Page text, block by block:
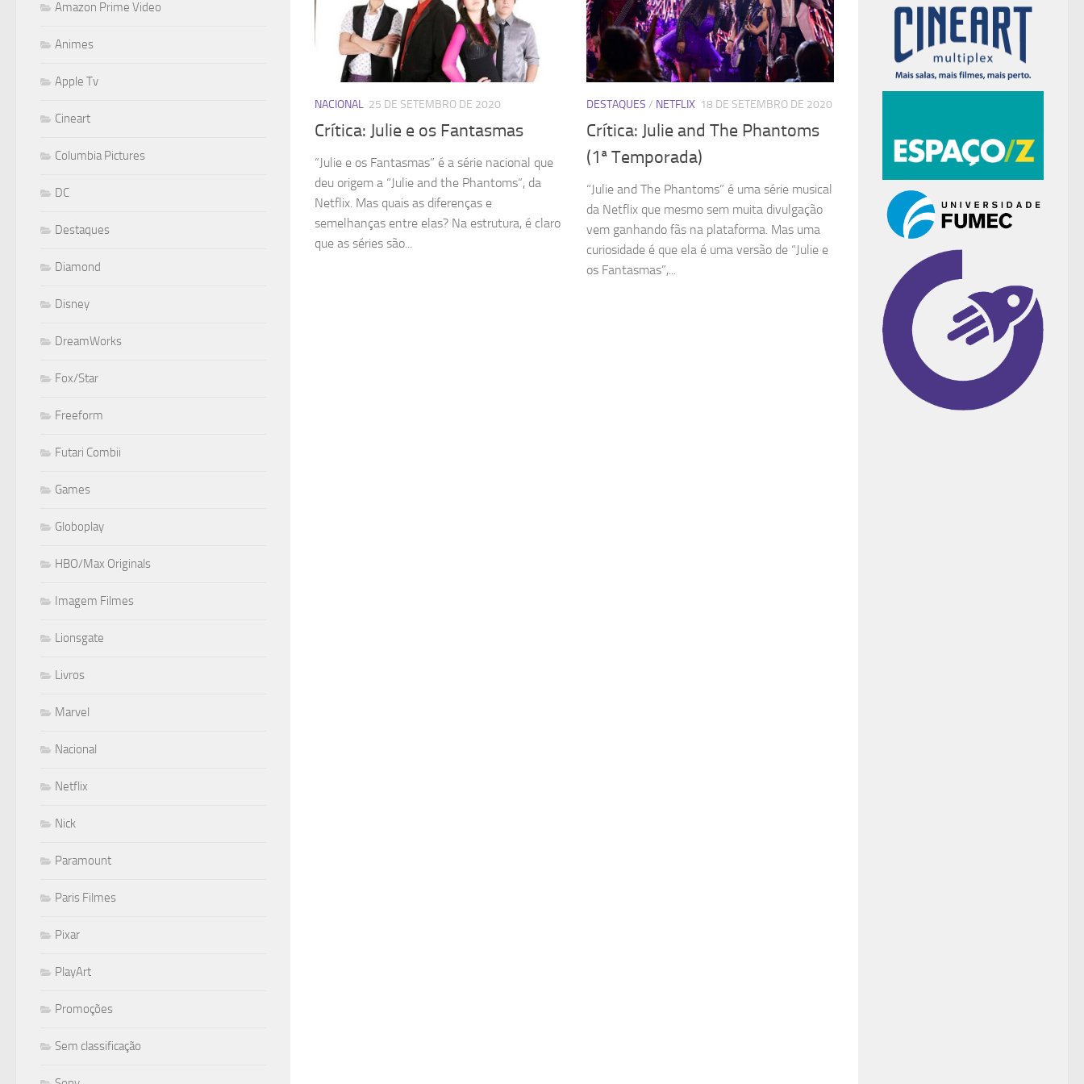
NACIONAL 25 DE SETEMBRO DE 2020
Crítica: Julie e os Fantasmas
“Julie e os Fantasmas” é a série nacional que
deu origem a “Julie and the Phantoms“, da
Netflix. Mas quais as diferenças e
semelhanças entre elas? Na estrutura, é claro
que as séries são...
DESTAQUES / NETFLIX 18 DE SETEMBRO DE 2020
Crítica: Julie and The Phantoms
(1ª Temporada)
“Julie and The Phantoms” é uma série musical
da Netflix que mesmo sem muita divulgação
vem ganhando fãs na plataforma. Mas uma
curiosidade é que ela é uma versão de “Julie e
os Fantasmas”,...
Amazon Prime Video
Animes
Apple Tv
Cineart
Columbia Pictures
DC
Destaques
Diamond
Disney
DreamWorks
Fox/Star
Freeform
Futari Combii
Games
Globoplay
HBO/Max Originals
Imagem Filmes
Lionsgate
Livros
Marvel
Nacional
Netflix
Nick
Paramount
Paris Filmes
Pixar
PlayArt
Promoções
Sem classificação